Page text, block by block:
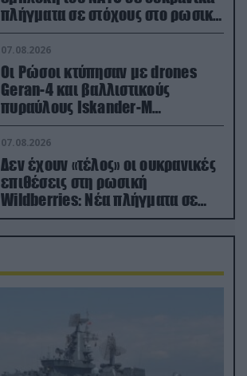
πλήγματα σε στόχους στο ρωσικό
έδαφος!
07.08.2026
Οι Ρώσοι κτύπησαν με drones
Geran-4 και βαλλιστικούς
πυραύλους Iskander-M
ουκρανικό τρένο με στρατιωτικό
εξοπλισμό
07.08.2026
Δεν έχουν «τέλος» οι ουκρανικές
επιθέσεις στη ρωσική
Wildberries: Νέα πλήγματα σε
εγκαταστάσεις στα Ουράλια